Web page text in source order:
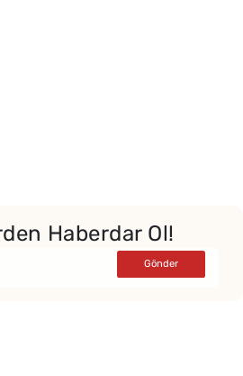
Haberdar Ol!